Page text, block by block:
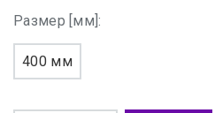
Размер [мм]:
400 мм